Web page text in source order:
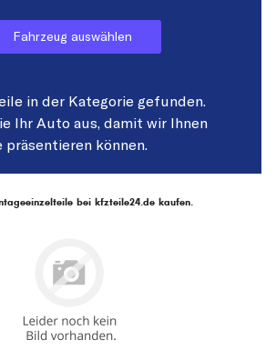
Fahrzeug auswählen
in der Kategorie gefunden.
Ihr Auto aus, damit wir Ihnen
präsentieren können.
bei kfzteile24.de kaufen.